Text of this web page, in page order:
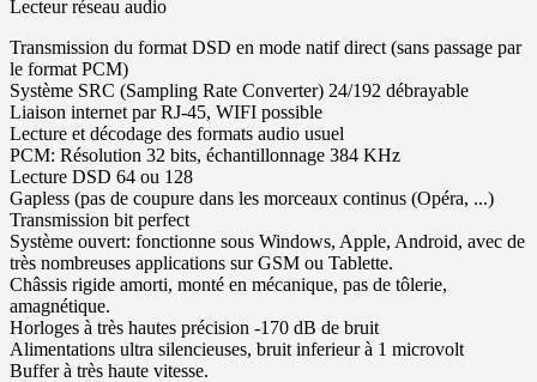
Lecteur réseau audio
Transmission du format DSD en mode natif direct (sans passage par
le format PCM)
Système SRC (Sampling Rate Converter) 24/192 débrayable
Liaison internet par RJ-45, WIFI possible
Lecture et décodage des formats audio usuel
PCM: Résolution 32 bits, échantillonnage 384 KHz
Lecture DSD 64 ou 128
Gapless (pas de coupure dans les morceaux continus (Opéra, ...)
Transmission bit perfect
Système ouvert: fonctionne sous Windows, Apple, Android, avec de
très nombreuses applications sur GSM ou Tablette.
Châssis rigide amorti, monté en mécanique, pas de tôlerie,
amagnétique.
Horloges à très hautes précision -170 dB de bruit
Alimentations ultra silencieuses, bruit inferieur à 1 microvolt
Buffer à très haute vitesse.